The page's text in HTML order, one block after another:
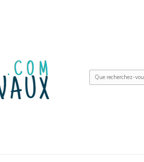
Vous